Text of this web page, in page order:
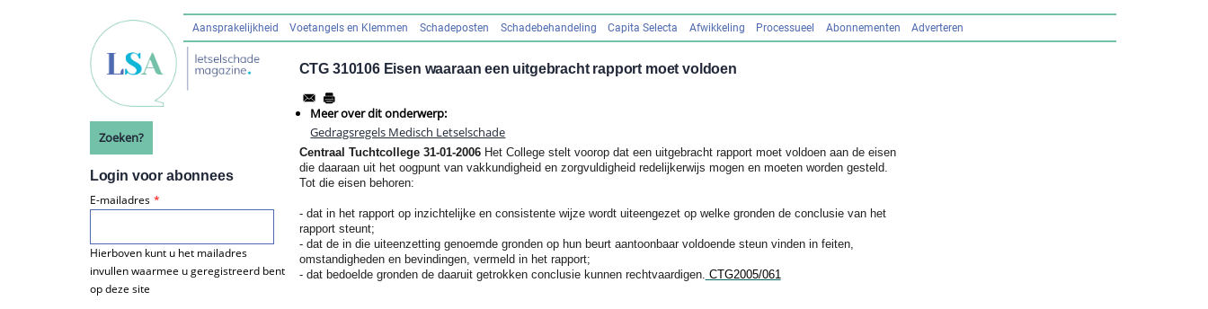
Hoofdnavigatie
Aansprakelijkheid Voetangels en Klemmen Schadeposten Schadebehandeling Capita Selecta Afwikkeling Processueel Abonnementen Adverteren
CTG 310106 Eisen waaraan een uitgebracht rapport moet voldoen
Meer over dit onderwerp:
Gedragsregels Medisch Letselschade
Centraal Tuchtcollege 31-01-2006 Het College stelt voorop dat een uitgebracht rapport moet voldoen aan de eisen
die daaraan uit het oogpunt van vakkundigheid en zorgvuldigheid redelijkerwijs mogen en moeten worden gesteld.
Tot die eisen behoren:
- dat in het rapport op inzichtelijke en consistente wijze wordt uiteengezet op welke gronden de conclusie van het
rapport steunt;
- dat de in die uiteenzetting genoemde gronden op hun beurt aantoonbaar voldoende steun vinden in feiten,
omstandigheden en bevindingen, vermeld in het rapport;
- dat bedoelde gronden de daaruit getrokken conclusie kunnen rechtvaardigen. CTG2005/061
Zoeken?
Login voor abonnees
E-mailadres
Hierboven kunt u het mailadres
invullen waarmee u geregistreerd bent
op deze site